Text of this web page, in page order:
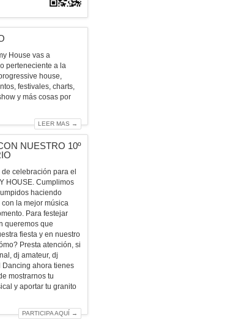
House vas a
perteneciente a la
house,
festivales, charts,
y más cosas por
LEER MAS →
NUESTRO 10º
celebración para el
HOUSE. Cumplimos
haciendo
la mejor música
Para festejar
queremos que
fiesta y en nuestro
Presta atención, si
dj amateur, dj
ahora tienes
mostrarnos tu
y aportar tu granito
PARTICIPA AQUÍ →